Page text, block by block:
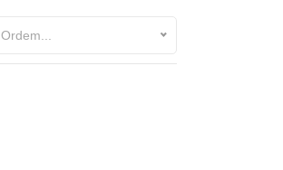
Ordem...